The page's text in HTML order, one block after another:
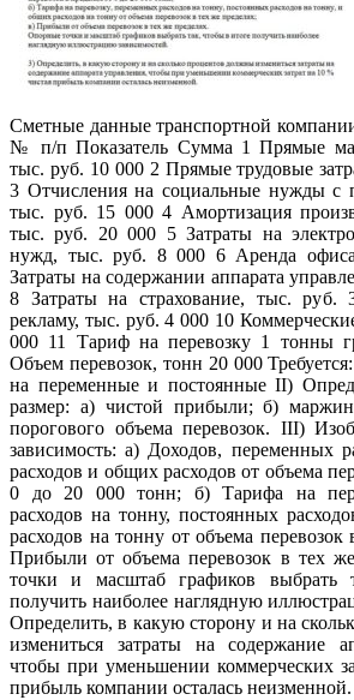
Сметные данные транспортной
№ п/п Показатель Сумма 1 Прямые
тыс. руб. 10 000 2 Прямые трудовые
3 Отчисления на социальные нужды с
тыс. руб. 15 000 4 Амортизация
тыс. руб. 20 000 5 Затраты на
нужд, тыс. руб. 8 000 6 Аренда
Затраты на содержании аппарата
8 Затраты на страхование, тыс.
рекламу, тыс. руб. 4 000 10
000 11 Тариф на перевозку 1 тонны
Объем перевозок, тонн 20 000
на переменные и постоянные II)
размер: а) чистой прибыли; б)
порогового объема перевозок. III)
зависимость: а) Доходов, переменных
расходов и общих расходов от объема
0 до 20 000 тонн; б) Тарифа на
расходов на тонну, постоянных
расходов на тонну от объема перевозок
Прибыли от объема перевозок в тех
точки и масштаб графиков выбрать
получить наиболее наглядную
Определить, в какую сторону и на
измениться затраты на содержание
чтобы при уменьшении коммерческих
прибыль компании осталась неизменной.